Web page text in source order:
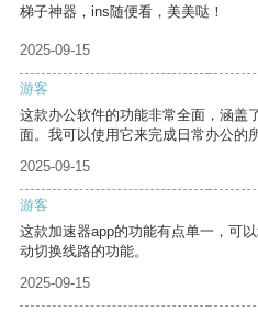
梯子神器，ins随便看，美美哒！
2025-09-15
游客
这款办公软件的功能非常全面，涵盖
面。我可以使用它来完成日常办公的
2025-09-15
游客
这款加速器app的功能有点单一，可
动切换线路的功能。
2025-09-15